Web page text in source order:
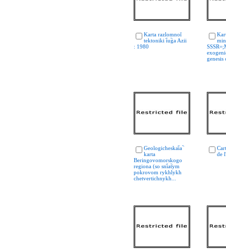
Karta razlomnoĭ
tektoniki i︠u︡ga Azii
: 1980
genesis
Geologicheskai︠a︡
karta
Beringovomorskogo
regiona (so sni︠a︡tym
pokrovom rykhlykh
chetvertichnykh...
de